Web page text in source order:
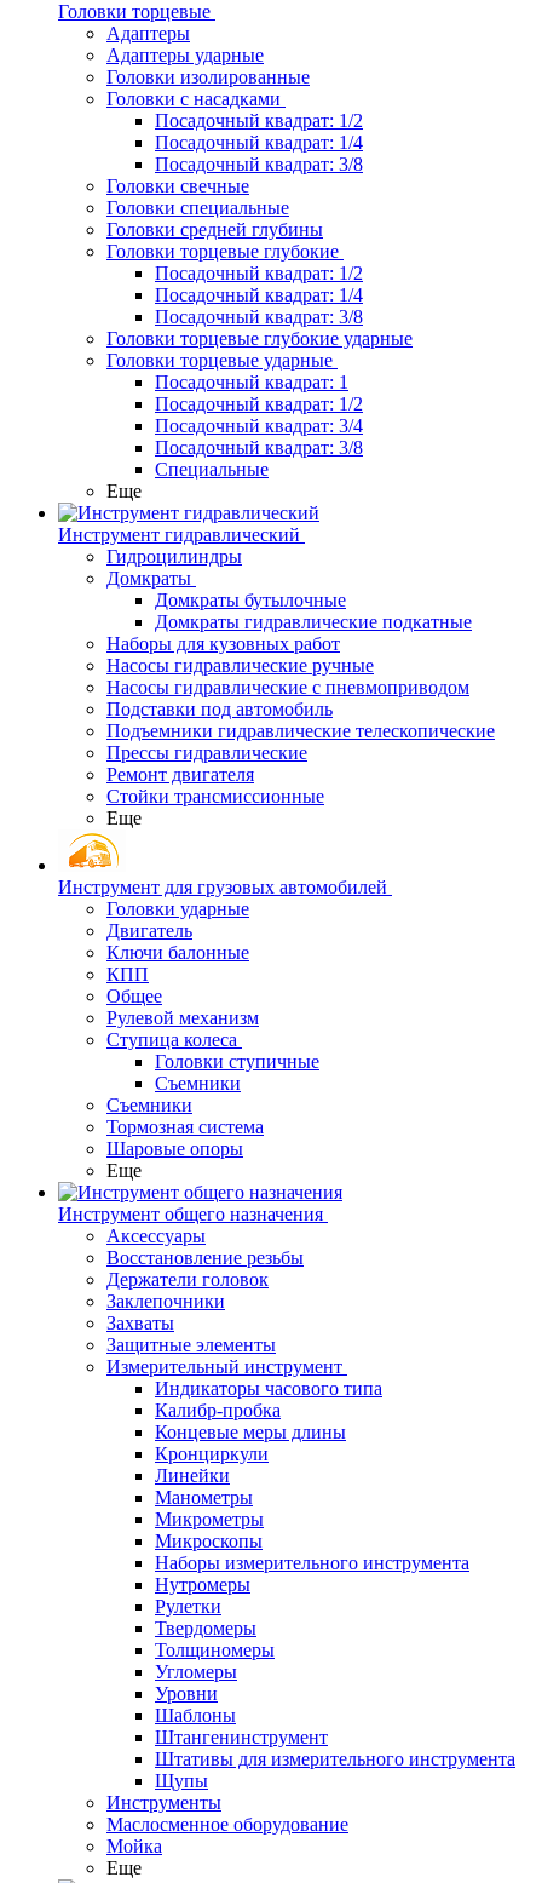
Головки торцевые
Адаптеры
Адаптеры ударные
Головки изолированные
Головки с насадками
Посадочный квадрат: 1/2
Посадочный квадрат: 1/4
Посадочный квадрат: 3/8
Головки свечные
Головки специальные
Головки средней глубины
Головки торцевые глубокие
Посадочный квадрат: 1/2
Посадочный квадрат: 1/4
Посадочный квадрат: 3/8
Головки торцевые глубокие ударные
Головки торцевые ударные
Посадочный квадрат: 1
Посадочный квадрат: 1/2
Посадочный квадрат: 3/4
Посадочный квадрат: 3/8
Специальные
Еще
Инструмент гидравлический
Гидроцилиндры
Домкраты
Домкраты бутылочные
Домкраты гидравлические подкатные
Наборы для кузовных работ
Насосы гидравлические ручные
Насосы гидравлические с пневмоприводом
Подставки под автомобиль
Подъемники гидравлические телескопические
Прессы гидравлические
Ремонт двигателя
Стойки трансмиссионные
Еще
Инструмент для грузовых автомобилей
Головки ударные
Двигатель
Ключи балонные
КПП
Общее
Рулевой механизм
Ступица колеса
Головки ступичные
Съемники
Съемники
Тормозная система
Шаровые опоры
Еще
Инструмент общего назначения
Аксессуары
Восстановление резьбы
Держатели головок
Заклепочники
Захваты
Защитные элементы
Измерительный инструмент
Индикаторы часового типа
Калибр-пробка
Концевые меры длины
Кронциркули
Линейки
Манометры
Микрометры
Микроскопы
Наборы измерительного инструмента
Нутромеры
Рулетки
Твердомеры
Толщиномеры
Угломеры
Уровни
Шаблоны
Штангенинструмент
Штативы для измерительного инструмента
Щупы
Инструменты
Маслосменное оборудование
Мойка
Еще